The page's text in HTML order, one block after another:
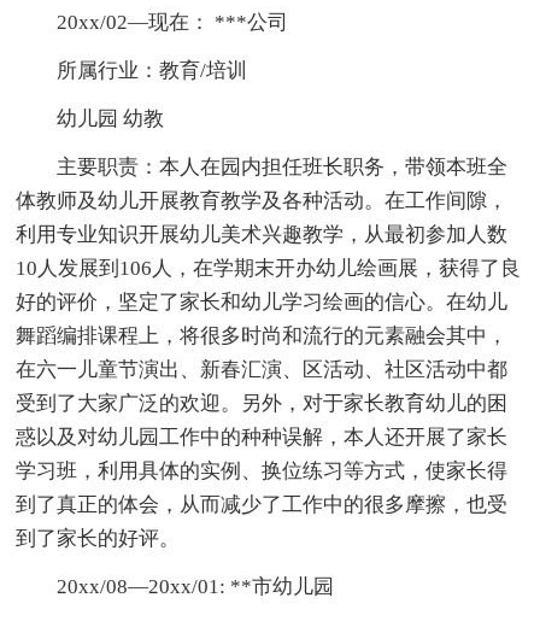
20xx/02—现在： ***公司
所属行业：教育/培训
幼儿园 幼教
主要职责：本人在园内担任班长职务，带领本班全
体教师及幼儿开展教育教学及各种活动。在工作间隙，
利用专业知识开展幼儿美术兴趣教学，从最初参加人数
10人发展到106人，在学期末开办幼儿绘画展，获得了良
好的评价，坚定了家长和幼儿学习绘画的信心。在幼儿
舞蹈编排课程上，将很多时尚和流行的元素融会其中，
在六一儿童节演出、新春汇演、区活动、社区活动中都
受到了大家广泛的欢迎。另外，对于家长教育幼儿的困
惑以及对幼儿园工作中的种种误解，本人还开展了家长
学习班，利用具体的实例、换位练习等方式，使家长得
到了真正的体会，从而减少了工作中的很多摩擦，也受
到了家长的好评。
20xx/08—20xx/01: **市幼儿园